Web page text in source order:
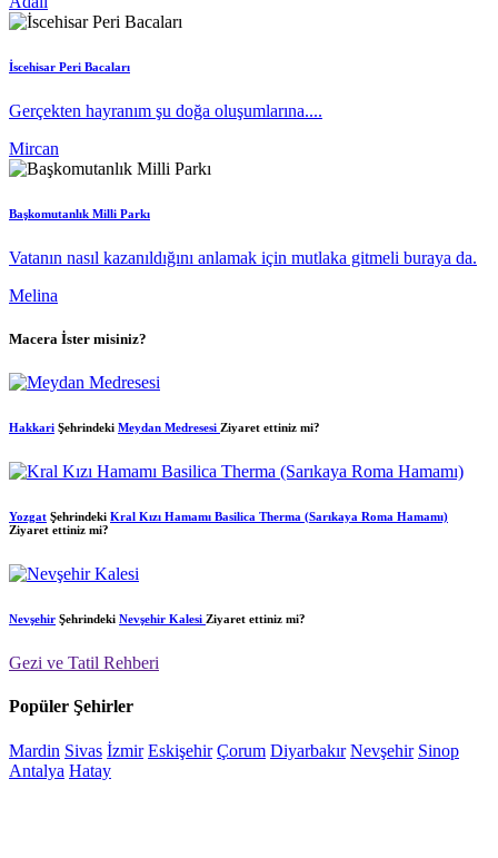
İscehisar Peri Bacaları
Gerçekten hayranım şu doğa oluşumlarına....
Mircan
Başkomutanlık Milli Parkı
Vatanın nasıl kazanıldığını anlamak için mutlaka gitmeli buraya da.
Melina
Macera İster misiniz?
Hakkari Şehrindeki Meydan Medresesi Ziyaret ettiniz mi?
Yozgat Şehrindeki Kral Kızı Hamamı Basilica Therma (Sarıkaya Roma Hamamı)
Ziyaret ettiniz mi?
Nevşehir Şehrindeki Nevşehir Kalesi Ziyaret ettiniz mi?
Gezi ve Tatil Rehberi
Popüler Şehirler
Mardin Sivas İzmir Eskişehir Çorum Diyarbakır Nevşehir Sinop
Antalya Hatay